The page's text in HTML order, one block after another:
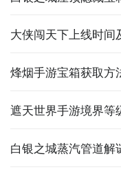
大侠闯天下上线时间
烽烟手游宝箱获取方
遮天世界手游境界等
白银之城蒸汽管道解